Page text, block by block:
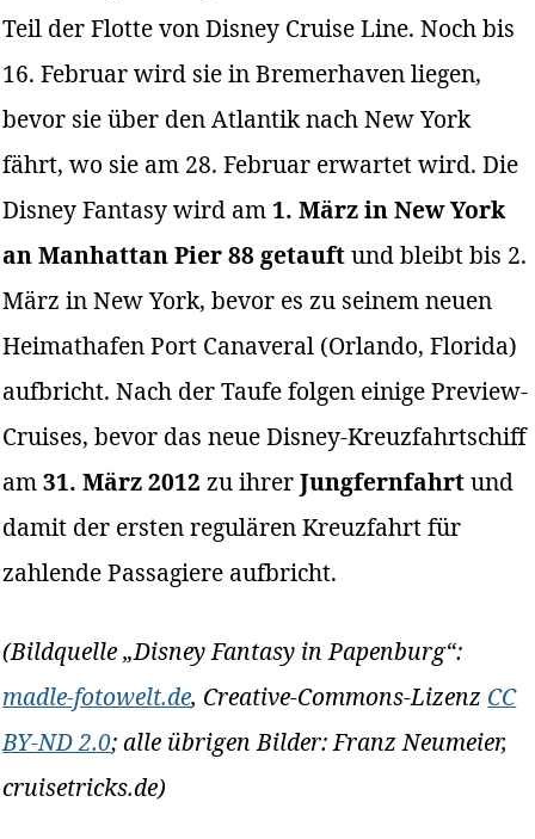
Teil der Flotte von Disney Cruise Line. Noch bis
16. Februar wird sie in Bremerhaven liegen,
bevor sie über den Atlantik nach New York
fährt, wo sie am 28. Februar erwartet wird. Die
Disney Fantasy wird am 1. März in New York
an Manhattan Pier 88 getauftund bleibt bis 2.
März in New York, bevor es zu seinem neuen
Heimathafen Port Canaveral (Orlando, Florida)
aufbricht. Nach der Taufe folgen einige Preview-
Cruises, bevor das neue Disney-Kreuzfahrtschiff
am31. März 2012 zu ihrerJungfernfahrtund
damit der ersten regulären Kreuzfahrt für
zahlende Passagiere aufbricht.
(Bildquelle „Disney Fantasy in Papenburg“:
madle-fotowelt.de, Creative-Commons-Lizenz CC
BY-ND 2.0; alle übrigen Bilder: Franz Neumeier,
cruisetricks.de)